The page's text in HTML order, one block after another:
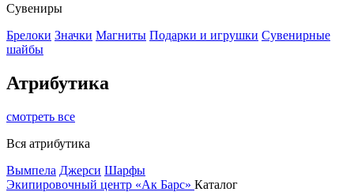
Сувениры
Брелоки Значки Магниты Подарки и игрушки Сувенирные
шайбы
Атрибутика
смотреть все
Вся атрибутика
Вымпела Джерси Шарфы
Экипировочный центр «Ак Барс» Каталог